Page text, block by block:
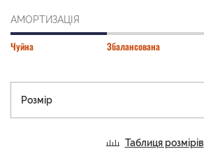
АМОРТИЗАЦІЯ
Чуйна Збалансована
Розмір
Таблиця розмірів